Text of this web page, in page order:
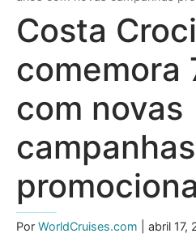
Costa
comemora
com novas
campanhas
Por WorldCruises.com | abril 17,